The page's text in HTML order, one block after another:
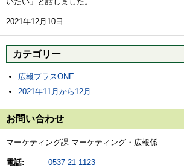
2021年12月10日
カテゴリー
広報プラスONE
2021年11月から12月
お問い合わせ
マーケティング課 マーケティング・広報係
電話: 0537-21-1123